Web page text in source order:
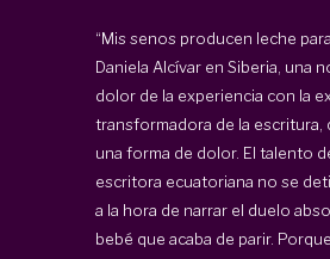
“Mis senos producen leche
Daniela Alcívar en Siberia, una
dolor de la experiencia con la
transformadora de la escritura,
una forma de dolor. El talento
escritora ecuatoriana no se
a la hora de narrar el duelo
bebé que acaba de parir.